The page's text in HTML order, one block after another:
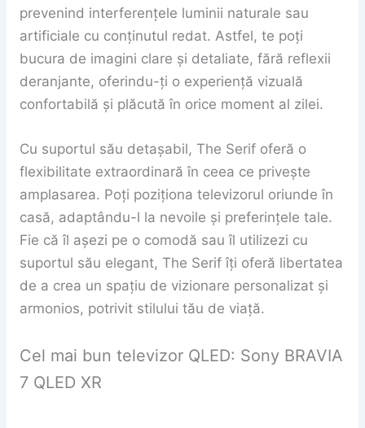
prevenind interferențele luminii naturale sau
artificiale cu conținutul redat. Astfel, te poți
bucura de imagini clare și detaliate, fără reflexii
deranjante, oferindu-ți o experiență vizuală
confortabilă și plăcută în orice moment al zilei.
Cu suportul său detașabil, The Serif oferă o
flexibilitate extraordinară în ceea ce privește
amplasarea. Poți poziționa televizorul oriunde în
casă, adaptându-l la nevoile și preferințele tale.
Fie că îl așezi pe o comodă sau îl utilizezi cu
suportul său elegant, The Serif îți oferă libertatea
de a crea un spațiu de vizionare personalizat și
armonios, potrivit stilului tău de viață.
Cel mai bun televizor QLED: Sony BRAVIA
7 QLED XR